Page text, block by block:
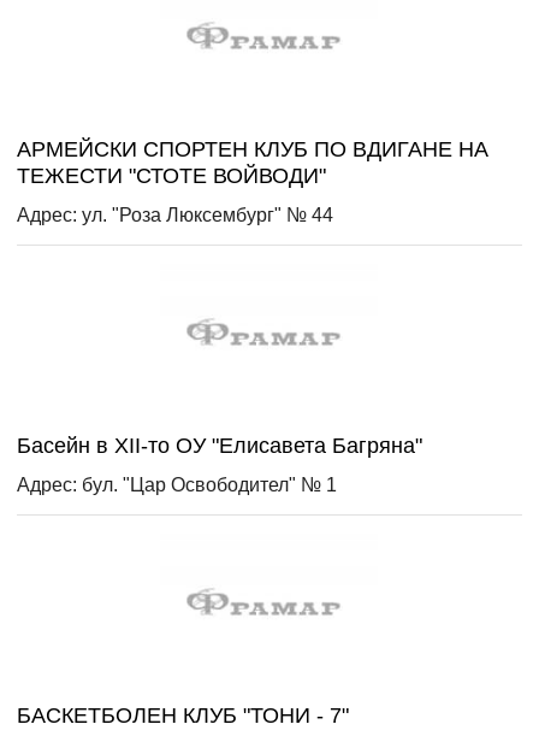
АРМЕЙСКИ СПОРТЕН КЛУБ ПО ВДИГАНЕ НА
ТЕЖЕСТИ "СТОТЕ ВОЙВОДИ"
Адрес: ул. "Роза Люксембург" № 44
Басейн в ХІІ-то ОУ "Елисавета Багряна"
Адрес: бул. "Цар Освободител" № 1
БАСКЕТБОЛЕН КЛУБ "ТОНИ - 7"